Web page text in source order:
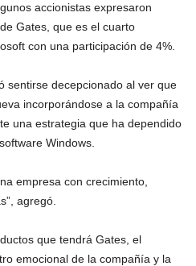
accionistas expresaron
Gates, que es el cuarto
con una participación de 4%.
sentirse decepcionado al ver que
incorporándose a la compañía
una estrategia que ha dependido
Windows.
empresa con crecimiento,
agregó.
que tendrá Gates, el
emocional de la compañía y la